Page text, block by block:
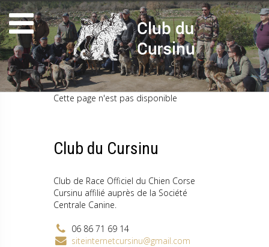
Cette page n'est pas disponible
Club du Cursinu
Club de Race Officiel du Chien Corse
Cursinu affilié auprès de la Société
Centrale Canine.
06 86 71 69 14
siteinternetcursinu@gmail.com